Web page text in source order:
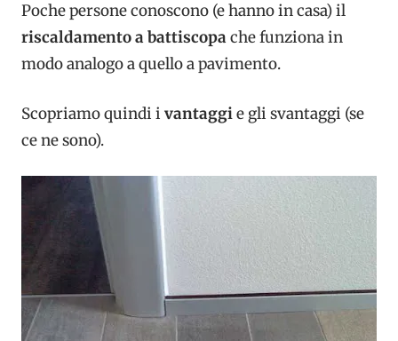
Poche persone conoscono (e hanno in casa) il
riscaldamento a battiscopache funziona in
modo analogo a quello a pavimento.
Scopriamo quindi i vantaggie gli svantaggi (se
ce ne sono).